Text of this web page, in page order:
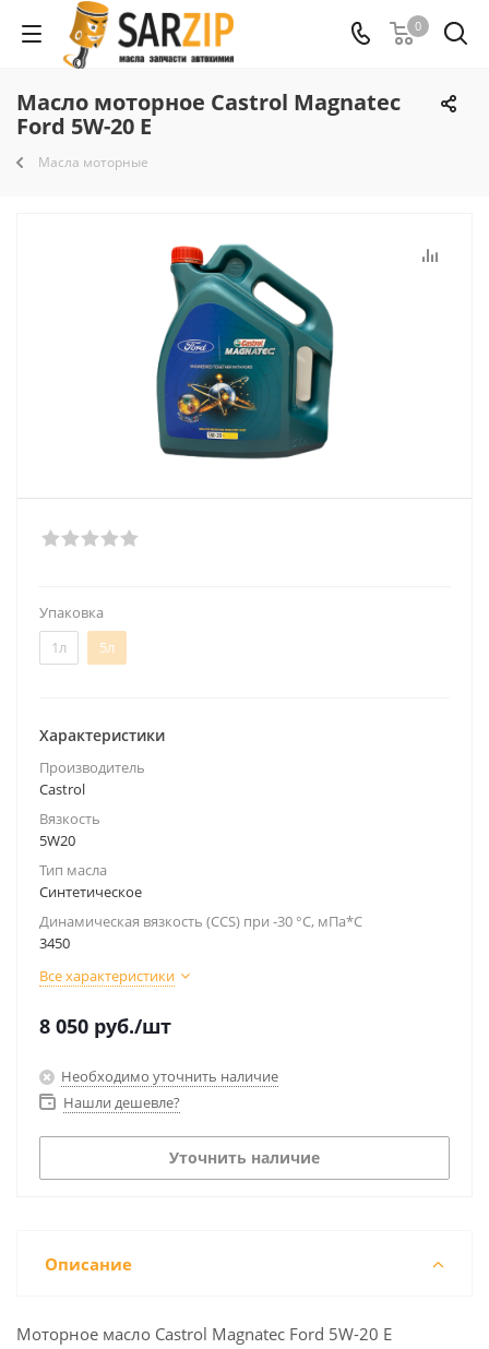
0
Масло моторное Castrol Magnatec
Ford 5W-20 E
Масла моторные
Упаковка
1л
5л
Характеристики
Производитель
Castrol
Вязкость
5W20
Тип масла
Синтетическое
Динамическая вязкость (CCS) при -30 °C, мПа*С
3450
Все характеристики
8 050 руб./шт
Необходимо уточнить наличие
Нашли дешевле?
Уточнить наличие
Описание
Моторное масло Castrol Magnatec Ford 5W-20 E